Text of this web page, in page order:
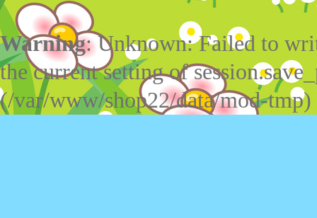
Warning: Unknown: Failed to
the current setting of
(/var/www/shop22/data/mod-